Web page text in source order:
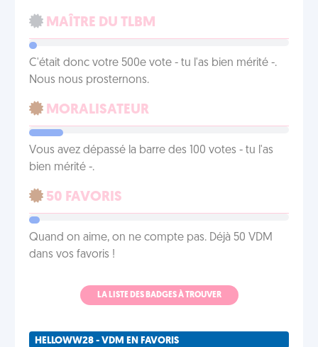
MAÎTRE DU TLBM
C'était donc votre 500e vote - tu l'as bien mérité -.
Nous nous prosternons.
MORALISATEUR
Vous avez dépassé la barre des 100 votes - tu l'as
bien mérité -.
50 FAVORIS
Quand on aime, on ne compte pas. Déjà 50 VDM
dans vos favoris !
LA LISTE DES BADGES À TROUVER
HELLOWW28 - VDM EN FAVORIS